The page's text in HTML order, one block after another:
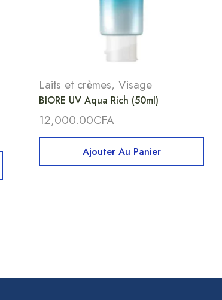
Laits et crèmes, Visage
BIORE UV Aqua Rich (50ml)
12,000.00CFA
Ajouter Au Panier